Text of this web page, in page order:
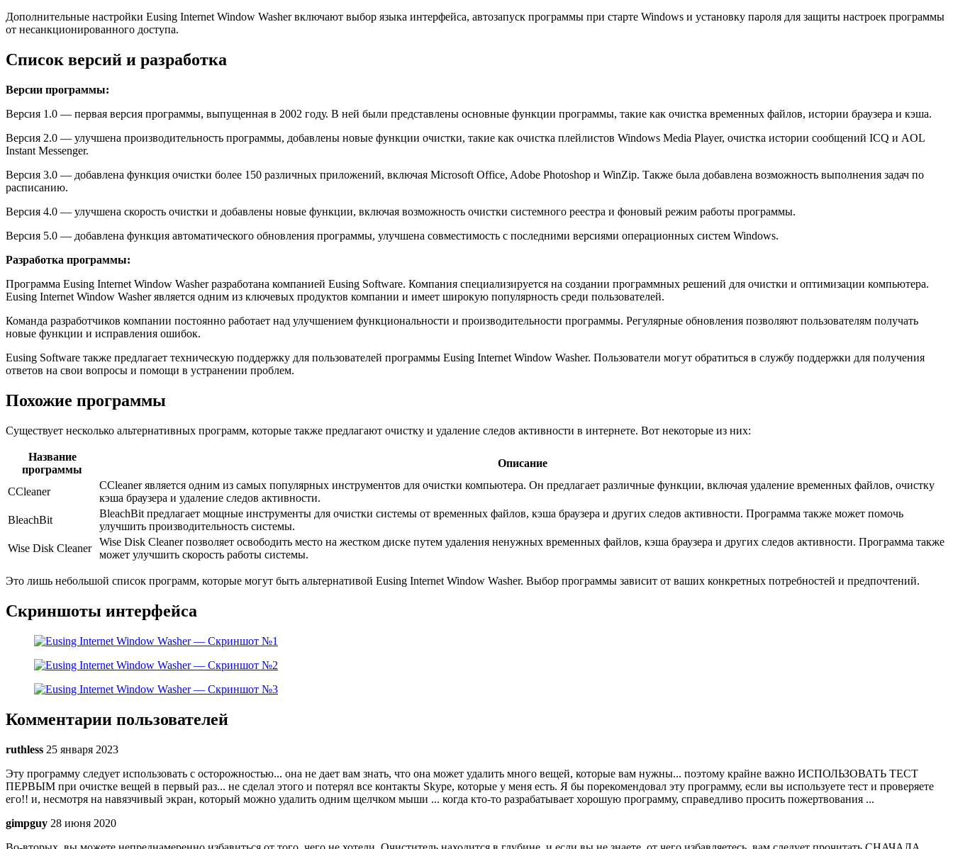
Дополнительные настройки Eusing Internet Window Washer включают выбор языка интерфейса, автозапуск программы при старте Windows и установку пароля для защиты настроек программы
от несанкционированного доступа.
Список версий и разработка
Версии программы:
Версия 1.0 — первая версия программы, выпущенная в 2002 году. В ней были представлены основные функции программы, такие как очистка временных файлов, истории браузера и кэша.
Версия 2.0 — улучшена производительность программы, добавлены новые функции очистки, такие как очистка плейлистов Windows Media Player, очистка истории сообщений ICQ и AOL
Instant Messenger.
Версия 3.0 — добавлена функция очистки более 150 различных приложений, включая Microsoft Office, Adobe Photoshop и WinZip. Также была добавлена возможность выполнения задач по
расписанию.
Версия 4.0 — улучшена скорость очистки и добавлены новые функции, включая возможность очистки системного реестра и фоновый режим работы программы.
Версия 5.0 — добавлена функция автоматического обновления программы, улучшена совместимость с последними версиями операционных систем Windows.
Разработка программы:
Программа Eusing Internet Window Washer разработана компанией Eusing Software. Компания специализируется на создании программных решений для очистки и оптимизации компьютера.
Eusing Internet Window Washer является одним из ключевых продуктов компании и имеет широкую популярность среди пользователей.
Команда разработчиков компании постоянно работает над улучшением функциональности и производительности программы. Регулярные обновления позволяют пользователям получать
новые функции и исправления ошибок.
Eusing Software также предлагает техническую поддержку для пользователей программы Eusing Internet Window Washer. Пользователи могут обратиться в службу поддержки для получения
ответов на свои вопросы и помощи в устранении проблем.
Похожие программы
Существует несколько альтернативных программ, которые также предлагают очистку и удаление следов активности в интернете. Вот некоторые из них:
Название
программы
Описание
CCleaner
CCleaner является одним из самых популярных инструментов для очистки компьютера. Он предлагает различные функции, включая удаление временных файлов, очистку
кэша браузера и удаление следов активности.
BleachBit
BleachBit предлагает мощные инструменты для очистки системы от временных файлов, кэша браузера и других следов активности. Программа также может помочь
улучшить производительность системы.
Wise Disk Cleaner
Wise Disk Cleaner позволяет освободить место на жестком диске путем удаления ненужных временных файлов, кэша браузера и других следов активности. Программа также
может улучшить скорость работы системы.
Это лишь небольшой список программ, которые могут быть альтернативой Eusing Internet Window Washer. Выбор программы зависит от ваших конкретных потребностей и предпочтений.
Скриншоты интерфейса
Комментарии пользователей
ruthless 25 января 2023
Эту программу следует использовать с осторожностью... она не дает вам знать, что она может удалить много вещей, которые вам нужны... поэтому крайне важно ИСПОЛЬЗОВАТЬ ТЕСТ
ПЕРВЫМ при очистке вещей в первый раз... не сделал этого и потерял все контакты Skype, которые у меня есть. Я бы порекомендовал эту программу, если вы используете тест и проверяете
его!! и, несмотря на навязчивый экран, который можно удалить одним щелчком мыши ... когда кто-то разрабатывает хорошую программу, справедливо просить пожертвования ...
gimpguy 28 июня 2020